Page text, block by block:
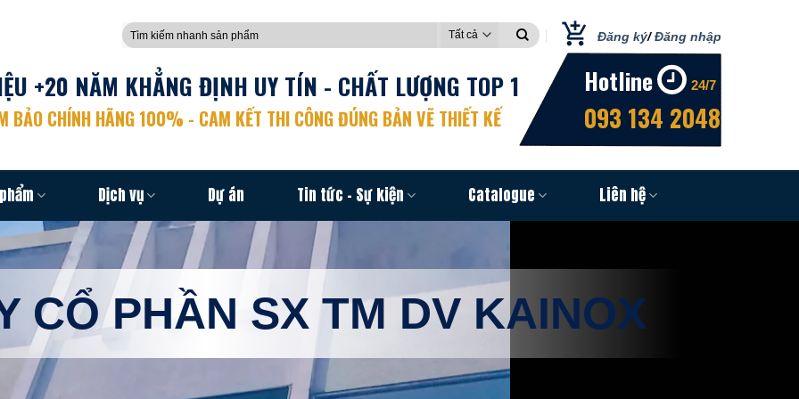
Tìm
kiếm:
Đăng ký/Đăng nhập
+20 NĂM KHẲNG ĐỊNH UY TÍN - CHẤT LƯỢNG TOP 1
BẢO CHÍNH HÃNG 100% - CAM KẾT THI CÔNG ĐÚNG BẢN VẼ THIẾT KẾ
Hotline 24/7
093 134 2048
Dịch vụ Dự án Tin tức – Sự kiện Catalogue Liên hệ
CỔ PHẦN SX TM DV KAINOX